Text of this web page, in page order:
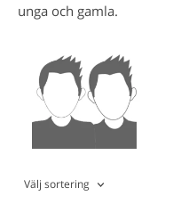
unga och gamla.
Välj sortering